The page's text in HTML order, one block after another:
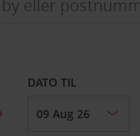
DATO TIL